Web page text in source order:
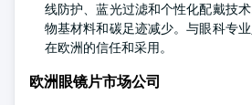
线防护、蓝光过滤和个性化配戴技
物基材料和碳足迹减少。与眼科专
在欧洲的信任和采用。
欧洲眼镜片市场公司